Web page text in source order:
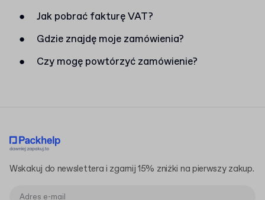
●
Jak pobrać fakturę VAT?
●
Gdzie znajdę moje zamówienia?
●
Czy mogę powtórzyć zamówienie?
Wskakuj do newslettera i zgarnij 15% zniżki na pierwszy zakup.